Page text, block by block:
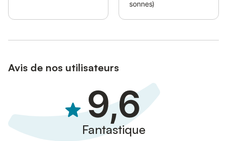
sonnes)
Avis de nos utilisateurs
9,6
Fantastique